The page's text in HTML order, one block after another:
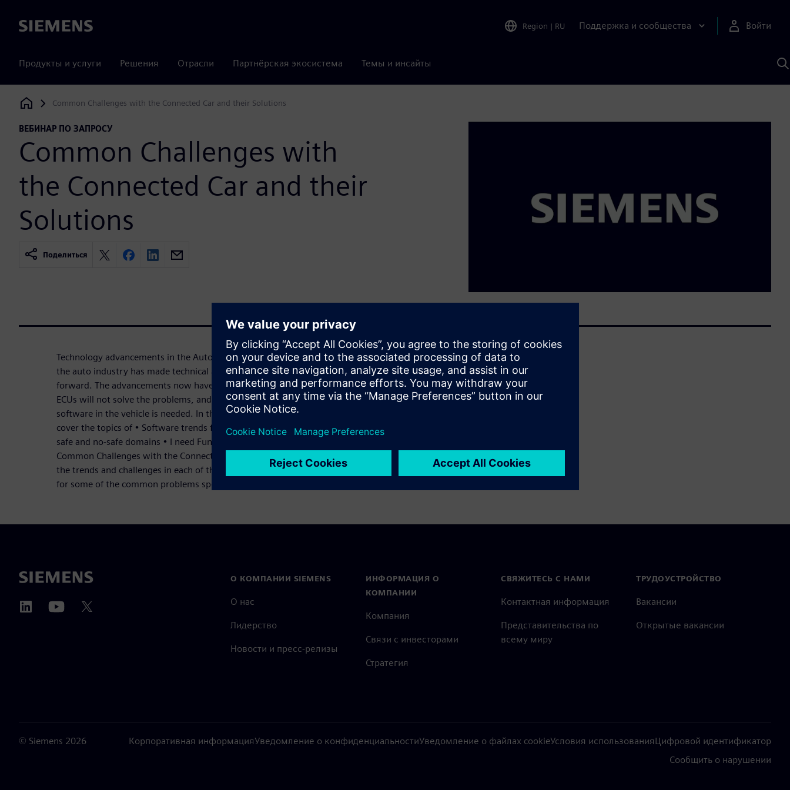
Siemens Region | RU Поддержка и сообщества Войти
Продукты и услуги Решения Отрасли Партнёрская экосистема Темы и инсайты
Siemens Digital Industries Software
Common Challenges with the Connected Car and their Solutions
ВЕБИНАР ПО ЗАПРОСУ
Common Challenges with
the Connected Car and their
Solutions
Поделиться
Technology advancements in the Automotive market are nothing new. For years
the auto industry has made technical advancements to push the industry
forward. The advancements now have reached the point where adding more
ECUs will not solve the problems, and a new way to look at hardware and
software in the vehicle is needed. In this three-part webinar series, we will
cover the topics of • Software trends for Cockpit Domain Controllers, mixing
safe and no-safe domains • I need Functional Safety, just not AUTOSAR •
Common Challenges with the Connected Car and their Solutions We will cover
the trends and challenges in each of the topics. We will also explore solutions
for some of the common problems specific to each case.
О КОМПАНИИ SIEMENS
О нас
Лидерство
Новости и пресс-релизы
ИНФОРМАЦИЯ О
КОМПАНИИ
Компания
Связи с инвесторами
Стратегия
СВЯЖИТЕСЬ С НАМИ
Контактная информация
Представительства по
всему миру
ТРУДОУСТРОЙСТВО
Вакансии
Открытые вакансии
© Siemens 2026 Корпоративная информацияУведомление о конфиденциальностиУведомление о файлах cookieУсловия использованияЦифровой идентификатор
Сообщить о нарушении